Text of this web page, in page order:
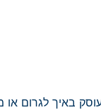
באיך לגרום או